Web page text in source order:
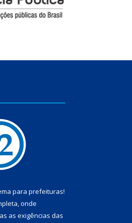
para prefeituras!
onde
as exigências das